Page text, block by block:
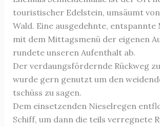
touristischer Edelstein, umsäumt
Wald. Eine ausgedehnte, entspannte
mit dem Mittagsmenü der eigenen
rundete unseren Aufenthalt ab.
Der verdaungsfördernde Rückweg
wurde gern genutzt um den
tschüss zu sagen.
Dem einsetzenden Nieselregen
Schiff, um dann die teils verregnete